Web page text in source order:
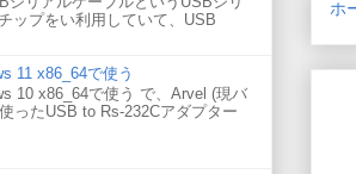
ップをい利用していて、USB
11 x86_64で使う
10 x86_64で使う で、Arvel (現バ
ったUSB to Rs-232Cアダプター
ホ